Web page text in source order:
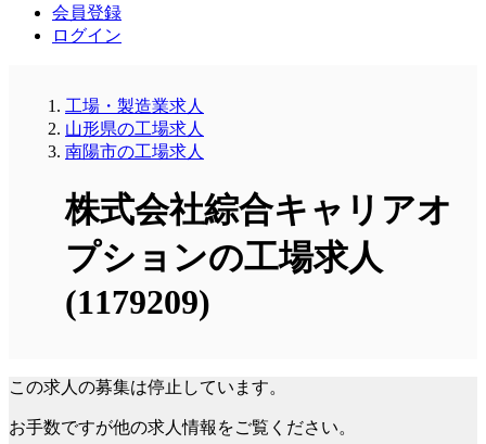
会員登録
ログイン
工場・製造業求人
山形県の工場求人
南陽市の工場求人
株式会社綜合キャリアオ
プションの工場求人
(1179209)
この求人の募集は停止しています。
お手数ですが他の求人情報をご覧ください。